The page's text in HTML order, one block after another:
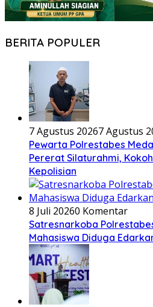
BERITA POPULER
7 Agustus 20267 Agustus
Pewarta Polrestabes
Pererat Silaturahmi,
Kepolisian
8 Juli 20260 Komentar
Satresnarkoba
Mahasiswa Diduga